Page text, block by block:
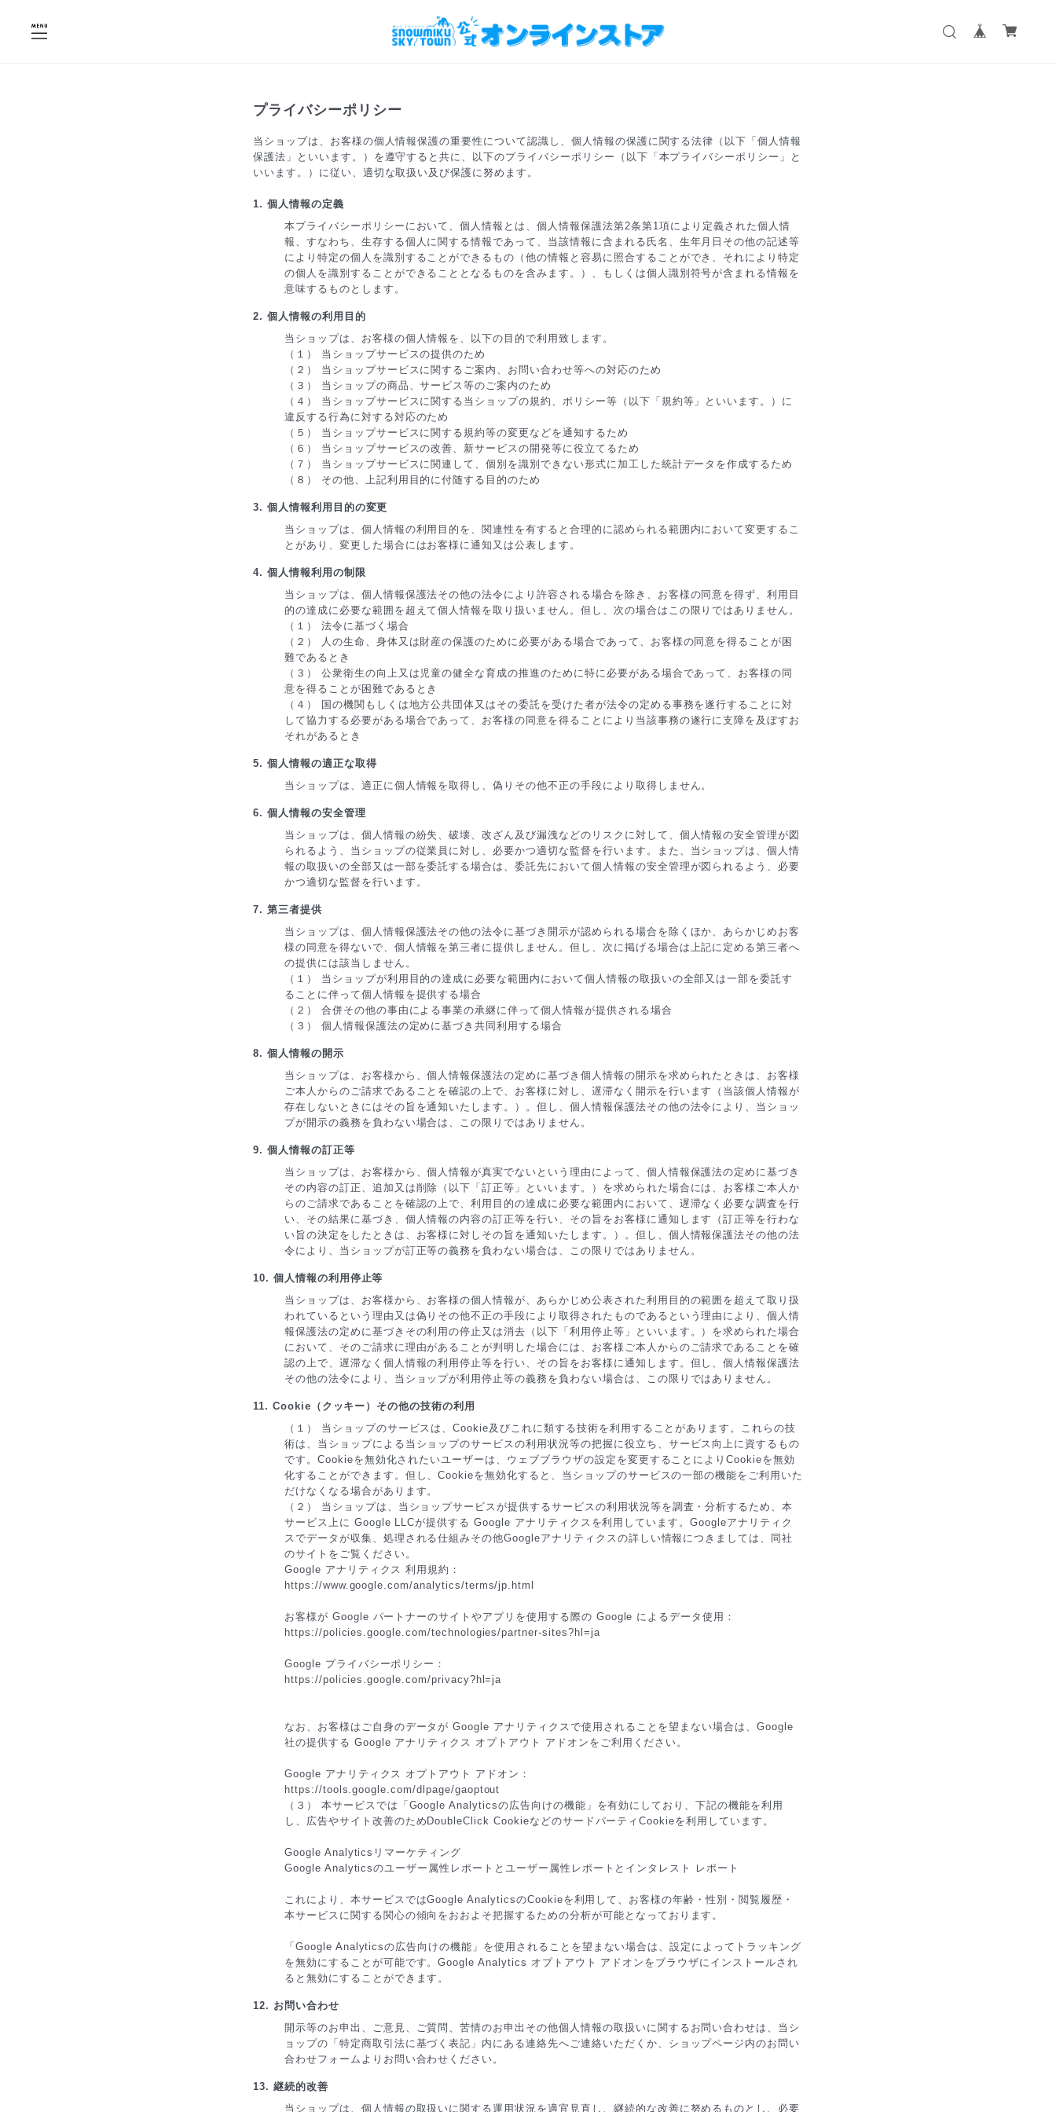
プライバシーポリシー
当ショップは、お客様の個人情報保護の重要性について認識し、個人情報の保護に関する法律（以下「個人情報
保護法」といいます。）を遵守すると共に、以下のプライバシーポリシー（以下「本プライバシーポリシー」と
いいます。）に従い、適切な取扱い及び保護に努めます。
1. 個人情報の定義
本プライバシーポリシーにおいて、個人情報とは、個人情報保護法第2条第1項により定義された個人情
報、すなわち、生存する個人に関する情報であって、当該情報に含まれる氏名、生年月日その他の記述等
により特定の個人を識別することができるもの（他の情報と容易に照合することができ、それにより特定
の個人を識別することができることとなるものを含みます。）、もしくは個人識別符号が含まれる情報を
意味するものとします。
2. 個人情報の利用目的
当ショップは、お客様の個人情報を、以下の目的で利用致します。
（１） 当ショップサービスの提供のため
（２） 当ショップサービスに関するご案内、お問い合わせ等への対応のため
（３） 当ショップの商品、サービス等のご案内のため
（４） 当ショップサービスに関する当ショップの規約、ポリシー等（以下「規約等」といいます。）に
違反する行為に対する対応のため
（５） 当ショップサービスに関する規約等の変更などを通知するため
（６） 当ショップサービスの改善、新サービスの開発等に役立てるため
（７） 当ショップサービスに関連して、個別を識別できない形式に加工した統計データを作成するため
（８） その他、上記利用目的に付随する目的のため
3. 個人情報利用目的の変更
当ショップは、個人情報の利用目的を、関連性を有すると合理的に認められる範囲内において変更するこ
とがあり、変更した場合にはお客様に通知又は公表します。
4. 個人情報利用の制限
当ショップは、個人情報保護法その他の法令により許容される場合を除き、お客様の同意を得ず、利用目
的の達成に必要な範囲を超えて個人情報を取り扱いません。但し、次の場合はこの限りではありません。
（１） 法令に基づく場合
（２） 人の生命、身体又は財産の保護のために必要がある場合であって、お客様の同意を得ることが困
難であるとき
（３） 公衆衛生の向上又は児童の健全な育成の推進のために特に必要がある場合であって、お客様の同
意を得ることが困難であるとき
（４） 国の機関もしくは地方公共団体又はその委託を受けた者が法令の定める事務を遂行することに対
して協力する必要がある場合であって、お客様の同意を得ることにより当該事務の遂行に支障を及ぼすお
それがあるとき
5. 個人情報の適正な取得
当ショップは、適正に個人情報を取得し、偽りその他不正の手段により取得しません。
6. 個人情報の安全管理
当ショップは、個人情報の紛失、破壊、改ざん及び漏洩などのリスクに対して、個人情報の安全管理が図
られるよう、当ショップの従業員に対し、必要かつ適切な監督を行います。また、当ショップは、個人情
報の取扱いの全部又は一部を委託する場合は、委託先において個人情報の安全管理が図られるよう、必要
かつ適切な監督を行います。
7. 第三者提供
当ショップは、個人情報保護法その他の法令に基づき開示が認められる場合を除くほか、あらかじめお客
様の同意を得ないで、個人情報を第三者に提供しません。但し、次に掲げる場合は上記に定める第三者へ
の提供には該当しません。
（１） 当ショップが利用目的の達成に必要な範囲内において個人情報の取扱いの全部又は一部を委託す
ることに伴って個人情報を提供する場合
（２） 合併その他の事由による事業の承継に伴って個人情報が提供される場合
（３） 個人情報保護法の定めに基づき共同利用する場合
8. 個人情報の開示
当ショップは、お客様から、個人情報保護法の定めに基づき個人情報の開示を求められたときは、お客様
ご本人からのご請求であることを確認の上で、お客様に対し、遅滞なく開示を行います（当該個人情報が
存在しないときにはその旨を通知いたします。）。但し、個人情報保護法その他の法令により、当ショッ
プが開示の義務を負わない場合は、この限りではありません。
9. 個人情報の訂正等
当ショップは、お客様から、個人情報が真実でないという理由によって、個人情報保護法の定めに基づき
その内容の訂正、追加又は削除（以下「訂正等」といいます。）を求められた場合には、お客様ご本人か
らのご請求であることを確認の上で、利用目的の達成に必要な範囲内において、遅滞なく必要な調査を行
い、その結果に基づき、個人情報の内容の訂正等を行い、その旨をお客様に通知します（訂正等を行わな
い旨の決定をしたときは、お客様に対しその旨を通知いたします。）。但し、個人情報保護法その他の法
令により、当ショップが訂正等の義務を負わない場合は、この限りではありません。
10. 個人情報の利用停止等
当ショップは、お客様から、お客様の個人情報が、あらかじめ公表された利用目的の範囲を超えて取り扱
われているという理由又は偽りその他不正の手段により取得されたものであるという理由により、個人情
報保護法の定めに基づきその利用の停止又は消去（以下「利用停止等」といいます。）を求められた場合
において、そのご請求に理由があることが判明した場合には、お客様ご本人からのご請求であることを確
認の上で、遅滞なく個人情報の利用停止等を行い、その旨をお客様に通知します。但し、個人情報保護法
その他の法令により、当ショップが利用停止等の義務を負わない場合は、この限りではありません。
11. Cookie（クッキー）その他の技術の利用
（１） 当ショップのサービスは、Cookie及びこれに類する技術を利用することがあります。これらの技
術は、当ショップによる当ショップのサービスの利用状況等の把握に役立ち、サービス向上に資するもの
です。Cookieを無効化されたいユーザーは、ウェブブラウザの設定を変更することによりCookieを無効
化することができます。但し、Cookieを無効化すると、当ショップのサービスの一部の機能をご利用いた
だけなくなる場合があります。
（２） 当ショップは、当ショップサービスが提供するサービスの利用状況等を調査・分析するため、本
サービス上に Google LLCが提供する Google アナリティクスを利用しています。Googleアナリティク
スでデータが収集、処理される仕組みその他Googleアナリティクスの詳しい情報につきましては、同社
のサイトをご覧ください。
Google アナリティクス 利用規約：
https://www.google.com/analytics/terms/jp.html
お客様が Google パートナーのサイトやアプリを使用する際の Google によるデータ使用：
https://policies.google.com/technologies/partner-sites?hl=ja
Google プライバシーポリシー：
https://policies.google.com/privacy?hl=ja
なお、お客様はご自身のデータが Google アナリティクスで使用されることを望まない場合は、Google
社の提供する Google アナリティクス オプトアウト アドオンをご利用ください。
Google アナリティクス オプトアウト アドオン：
https://tools.google.com/dlpage/gaoptout
（３） 本サービスでは「Google Analyticsの広告向けの機能」を有効にしており、下記の機能を利用
し、広告やサイト改善のためDoubleClick CookieなどのサードパーティCookieを利用しています。
Google Analyticsリマーケティング
Google Analyticsのユーザー属性レポートとユーザー属性レポートとインタレスト レポート
これにより、本サービスではGoogle AnalyticsのCookieを利用して、お客様の年齢・性別・閲覧履歴・
本サービスに関する関心の傾向をおおよそ把握するための分析が可能となっております。
「Google Analyticsの広告向けの機能」を使用されることを望まない場合は、設定によってトラッキング
を無効にすることが可能です。Google Analytics オプトアウト アドオンをブラウザにインストールされ
ると無効にすることができます。
12. お問い合わせ
開示等のお申出、ご意見、ご質問、苦情のお申出その他個人情報の取扱いに関するお問い合わせは、当シ
ョップの「特定商取引法に基づく表記」内にある連絡先へご連絡いただくか、ショップページ内のお問い
合わせフォームよりお問い合わせください。
13. 継続的改善
当ショップは、個人情報の取扱いに関する運用状況を適宜見直し、継続的な改善に努めるものとし、必要